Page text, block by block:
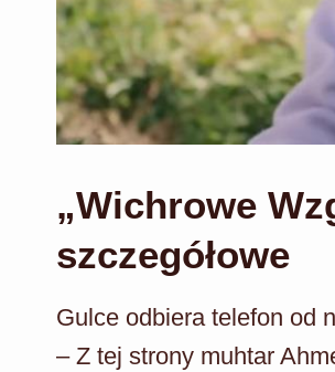
„Wichrowe
szczegółowe
Gulce odbiera telefon od
– Z tej strony muhtar